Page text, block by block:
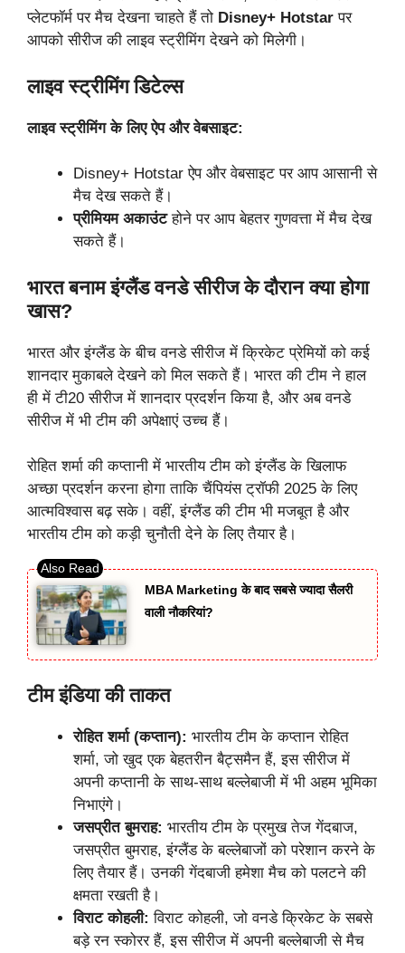
प्लेटफॉर्म पर मैच देखना चाहते हैं तो Disney+ Hotstar पर
आपको सीरीज की लाइव स्ट्रीमिंग देखने को मिलेगी।
लाइव स्ट्रीमिंग डिटेल्स
लाइव स्ट्रीमिंग के लिए ऐप और वेबसाइट:
Disney+ Hotstar ऐप और वेबसाइट पर आप आसानी से
मैच देख सकते हैं।
प्रीमियम अकाउंटहोने पर आप बेहतर गुणवत्ता में मैच देख
सकते हैं।
भारत बनाम इंग्लैंड वनडे सीरीज के दौरान क्या होगा
खास?
भारत और इंग्लैंड के बीच वनडे सीरीज में क्रिकेट प्रेमियों को कई
शानदार मुकाबले देखने को मिल सकते हैं। भारत की टीम ने हाल
ही में टी20 सीरीज में शानदार प्रदर्शन किया है, और अब वनडे
सीरीज में भी टीम की अपेक्षाएं उच्च हैं।
रोहित शर्मा की कप्तानी में भारतीय टीम को इंग्लैंड के खिलाफ
अच्छा प्रदर्शन करना होगा ताकि चैंपियंस ट्रॉफी 2025 के लिए
आत्मविश्वास बढ़ सके। वहीं, इंग्लैंड की टीम भी मजबूत है और
भारतीय टीम को कड़ी चुनौती देने के लिए तैयार है।
MBA Marketing के बाद सबसे ज्यादा सैलरी
वाली नौकरियां?
टीम इंडिया की ताकत
रोहित शर्मा (कप्तान): भारतीय टीम के कप्तान रोहित
शर्मा, जो खुद एक बेहतरीन बैट्समैन हैं, इस सीरीज में
अपनी कप्तानी के साथ-साथ बल्लेबाजी में भी अहम भूमिका
निभाएंगे।
जसप्रीत बुमराह: भारतीय टीम के प्रमुख तेज गेंदबाज,
जसप्रीत बुमराह, इंग्लैंड के बल्लेबाजों को परेशान करने के
लिए तैयार हैं। उनकी गेंदबाजी हमेशा मैच को पलटने की
क्षमता रखती है।
विराट कोहली: विराट कोहली, जो वनडे क्रिकेट के सबसे
बड़े रन स्कोरर हैं, इस सीरीज में अपनी बल्लेबाजी से मैच